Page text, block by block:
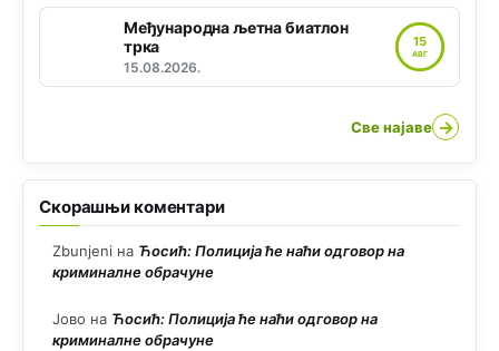
Међународна љетна биатлон
трка
15.08.2026.
15
АВГ
Све најаве →
Скорашњи коментари
Zbunjeni на Ћосић: Полиција ће наћи одговор на
криминалне обрачуне
Јово на Ћосић: Полиција ће наћи одговор на
криминалне обрачуне